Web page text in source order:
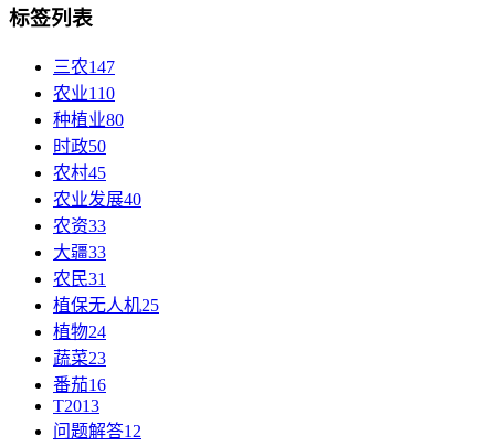
标签列表
三农147
农业110
种植业80
时政50
农村45
农业发展40
农资33
大疆33
农民31
植保无人机25
植物24
蔬菜23
番茄16
T2013
问题解答12